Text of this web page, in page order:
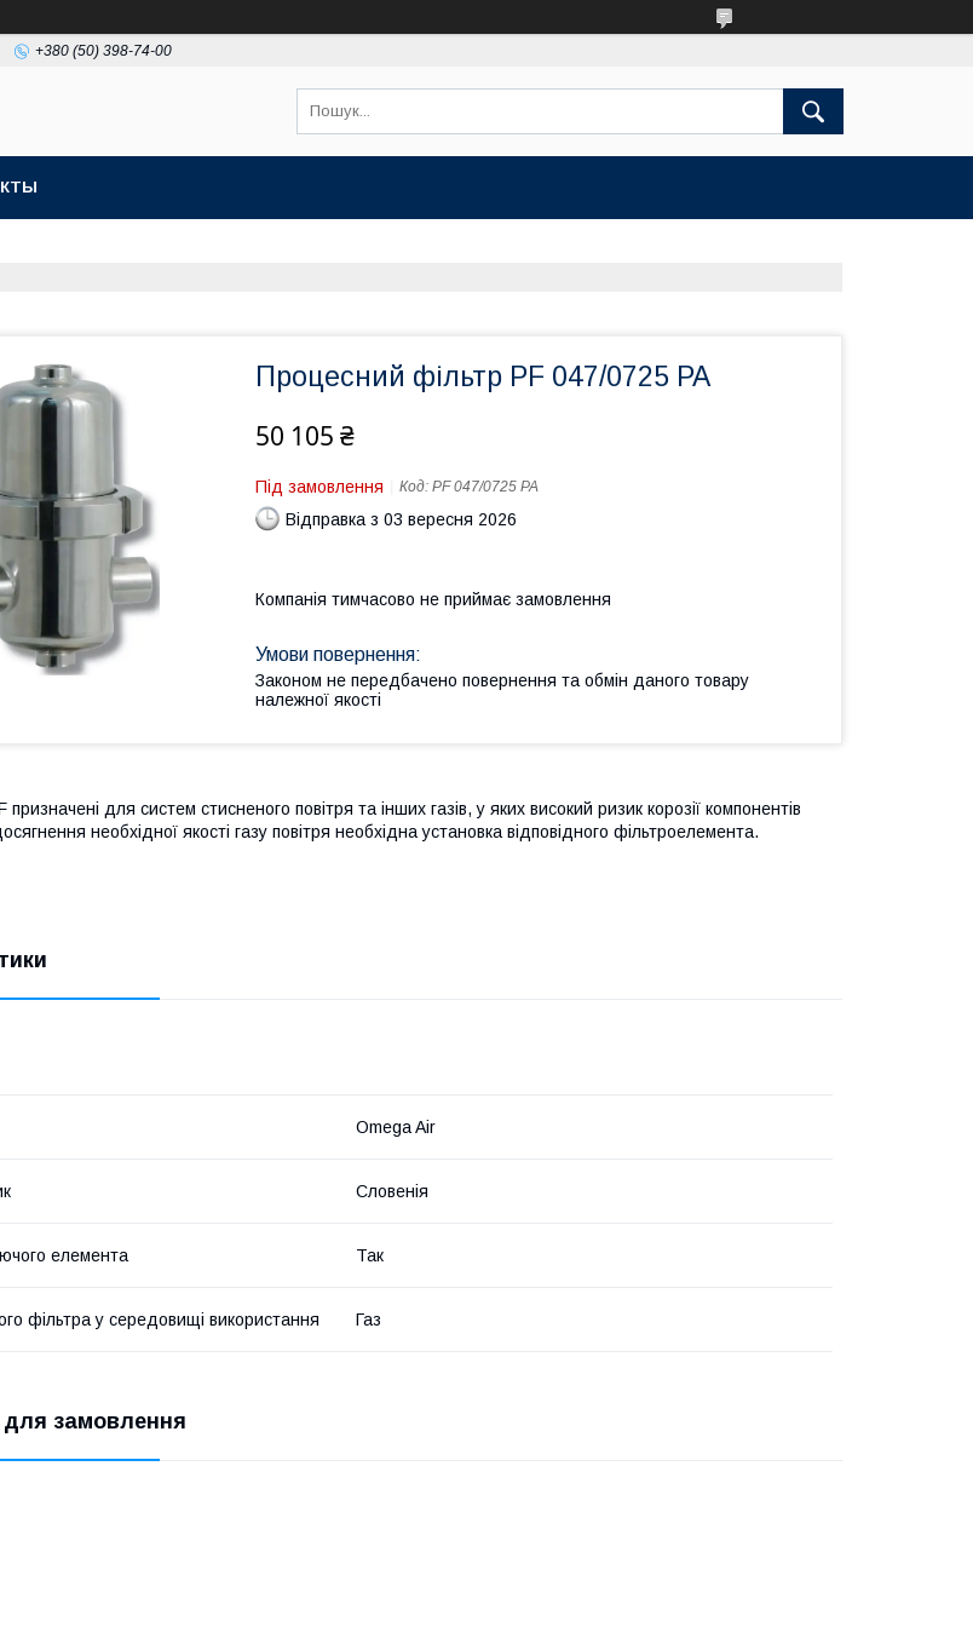
+380 (50) 398-74-00
Процесний фільтр PF 047/0725 PA
50 105 ₴
Під замовлення Код: PF 047/0725 PA
Відправка з 03 вересня 2026
Компанія тимчасово не приймає замовлення
Законом не передбачено повернення та обмін даного товару
належної якості
призначені для систем стисненого повітря та інших газів, у яких високий ризик корозії компонентів
необхідної якості газу повітря необхідна установка відповідного фільтроелемента.
Omega Air
Словенія
елемента Так
фільтра у середовищі використання Газ
для замовлення